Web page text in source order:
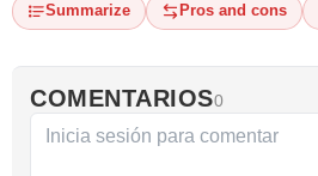
Summarize Pros and cons
COMENTARIOS0